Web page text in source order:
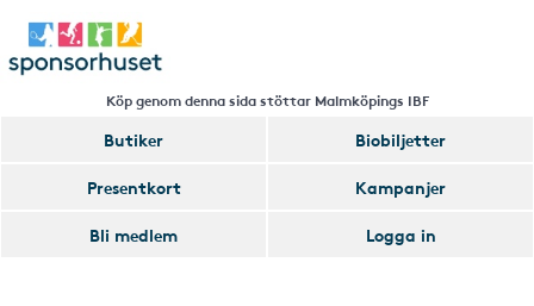
Köp genom denna sida stöttar Malmköpings IBF
Butiker
Biobiljetter
Presentkort
Kampanjer
Bli medlem
Logga in